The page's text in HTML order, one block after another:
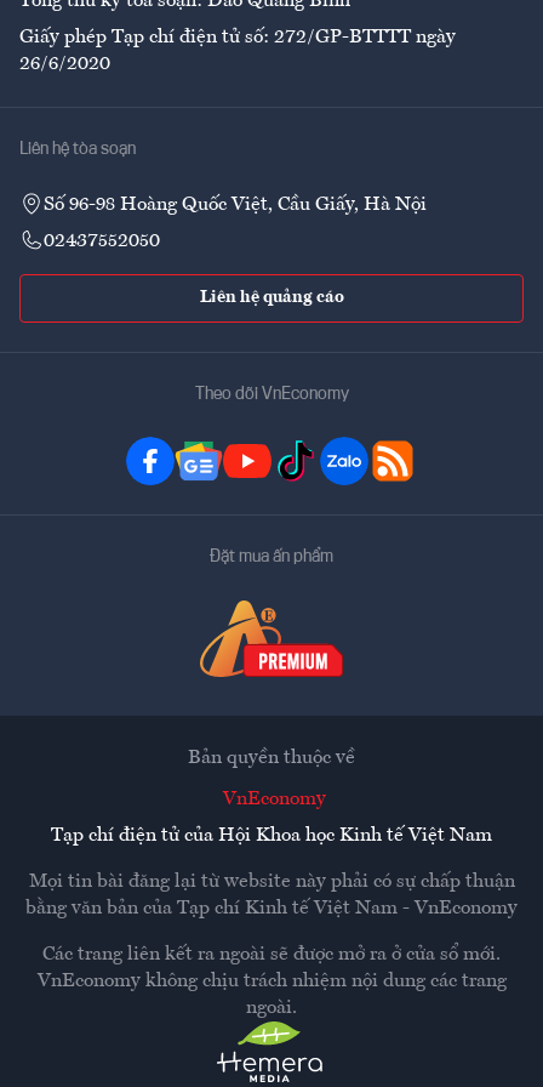
Giấy phép Tạp chí điện tử số: 272/GP-BTTTT ngày
26/6/2020
Liên hệ tòa soạn
Số 96-98 Hoàng Quốc Việt, Cầu Giấy, Hà Nội
02437552050
Liên hệ quảng cáo
Theo dõi VnEconomy
Đặt mua ấn phẩm
Bản quyền thuộc về
VnEconomy
Tạp chí điện tử của Hội Khoa học Kinh tế Việt Nam
Mọi tin bài đăng lại từ website này phải có sự chấp thuận
bằng văn bản của Tạp chí Kinh tế Việt Nam - VnEconomy
Các trang liên kết ra ngoài sẽ được mở ra ở cửa sổ mới.
VnEconomy không chịu trách nhiệm nội dung các trang
ngoài.